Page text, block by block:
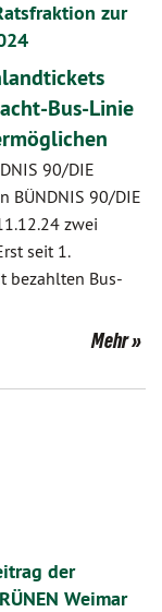
zur
Bus-Linie
90/DIE
BÜNDNIS 90/DIE
zwei
seit 1.
bezahlten Bus-
Mehr
der
Weimar